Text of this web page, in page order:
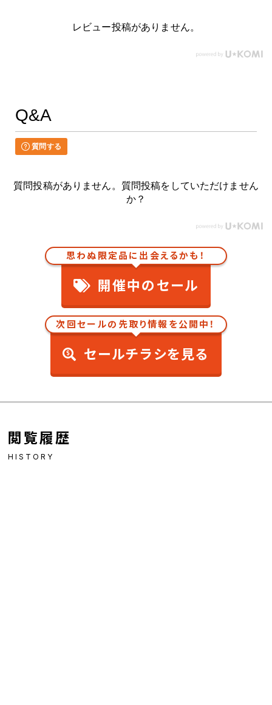
レビュー投稿がありません。
Q&A
質問する
質問投稿がありません。質問投稿をしていただけません
か？
思わぬ限定品に出会えるかも！
開催中のセール
次回セールの先取り情報を公開中！
セールチラシを見る
閲覧履歴
HISTORY